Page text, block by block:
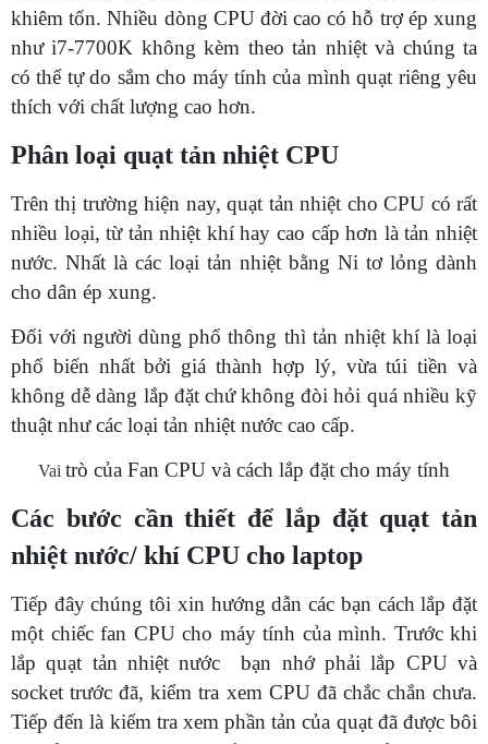
khiêm tốn. Nhiều dòng CPU đời cao có hỗ trợ ép xung
như i7-7700K không kèm theo tản nhiệt và chúng ta
có thể tự do sắm cho máy tính của mình quạt riêng yêu
thích với chất lượng cao hơn.
Phân loại quạt tản nhiệt CPU
Trên thị trường hiện nay, quạt tản nhiệt cho CPU có rất
nhiều loại, từ tản nhiệt khí hay cao cấp hơn là tản nhiệt
nước. Nhất là các loại tản nhiệt bằng Ni tơ lỏng dành
cho dân ép xung.
Đối với người dùng phổ thông thì tản nhiệt khí là loại
phổ biến nhất bởi giá thành hợp lý, vừa túi tiền và
không dễ dàng lắp đặt chứ không đòi hỏi quá nhiều kỹ
thuật như các loại tản nhiệt nước cao cấp.
Vai trò của Fan CPU và cách lắp đặt cho máy tính
Các bước cần thiết để lắp đặt quạt tản
nhiệt nước/ khí CPU cho laptop
Tiếp đây chúng tôi xin hướng dẫn các bạn cách lắp đặt
một chiếc fan CPU cho máy tính của mình. Trước khi
lắp quạt tản nhiệt nước bạn nhớ phải lắp CPU và
socket trước đã, kiểm tra xem CPU đã chắc chắn chưa.
Tiếp đến là kiểm tra xem phần tản của quạt đã được bôi